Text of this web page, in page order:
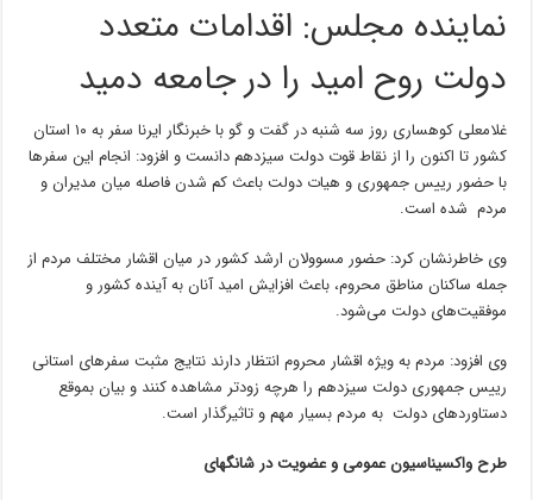
نماینده مجلس: اقدامات متعدد
دولت روح امید را در جامعه دمید
غلامعلی کوهساری روز سه شنبه در گفت و گو با خبرنگار ایرنا سفر به ۱۰ استان
کشور تا اکنون را از نقاط قوت دولت سیزدهم دانست و افزود: انجام این سفرها
با حضور رییس جمهوری و هیات دولت باعث کم شدن فاصله میان مدیران و
مردم شده است.
وی خاطرنشان کرد: حضور مسوولان ارشد کشور در میان اقشار مختلف مردم از
جمله ساکنان مناطق محروم، باعث افزایش امید آنان به آینده کشور و
موفقیت‌های دولت می‌شود.
وی افزود: مردم به ویژه اقشار محروم انتظار دارند نتایج مثبت سفرهای استانی
رییس جمهوری دولت سیزدهم را هرچه زودتر مشاهده کنند و بیان بموقع
دستاوردهای دولت به مردم بسیار مهم و تاثیرگذار است.
طرح واکسیناسیون عمومی و عضویت در شانگهای